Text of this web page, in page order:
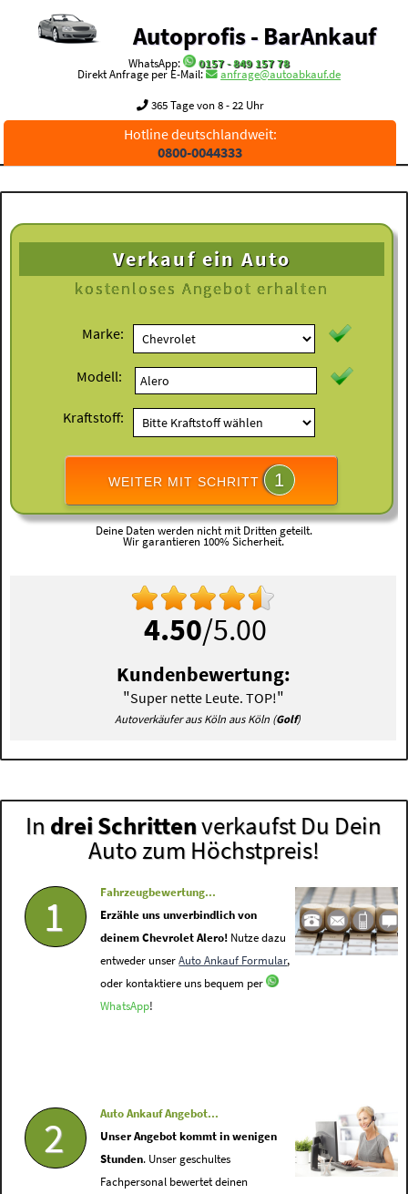
Autoprofis - BarAnkauf
WhatsApp:
0157 - 849 157 78
Direkt Anfrage per E-Mail:
anfrage@autoabkauf.de
365 Tage von 8 - 22 Uhr
Hotline deutschlandweit:
0800-0044333
Verkauf ein Auto
kostenloses Angebot erhalten
Marke:
Modell:
Kraftstoff:
WEITER MIT SCHRITT 1
Deine Daten werden nicht mit Dritten geteilt.
Wir garantieren 100% Sicherheit.
4.50/5.00
Kundenbewertung:
"Super nette Leute. TOP!"
Autoverkäufer aus Köln aus Köln (Golf)
In drei Schrittenverkaufst Du Dein
Auto zum Höchstpreis!
1
Fahrzeugbewertung...
Erzähle uns unverbindlich von
deinem Chevrolet Alero! Nutze dazu
entweder unserAuto Ankauf Formular,
oder kontaktiere uns bequem per
WhatsApp!
2
Auto Ankauf Angebot...
Unser Angebot kommt in wenigen
Stunden. Unser geschultes
Fachpersonal bewertet deinen